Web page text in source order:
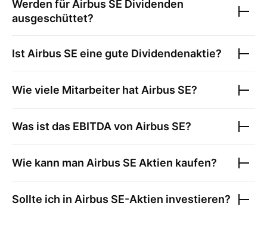
Werden für Airbus SE Dividenden
ausgeschüttet?
Ist Airbus SE eine gute Dividendenaktie?
Wie viele Mitarbeiter hat Airbus SE?
Was ist das EBITDA von Airbus SE?
Wie kann man Airbus SE Aktien kaufen?
Sollte ich in Airbus SE-Aktien investieren?